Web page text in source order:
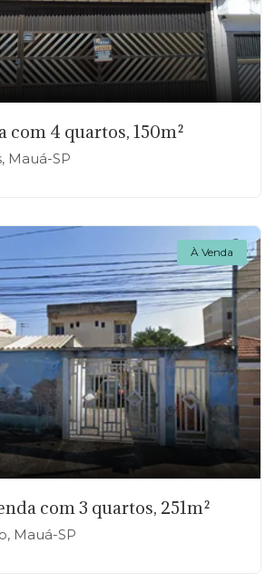
com 4 quartos, 150m²
Mauá-SP
À Venda
com 3 quartos, 251m²
Mauá-SP